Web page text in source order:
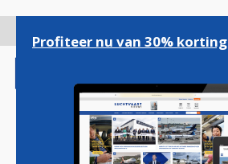
gaan
Profiteer nu van 30% korting